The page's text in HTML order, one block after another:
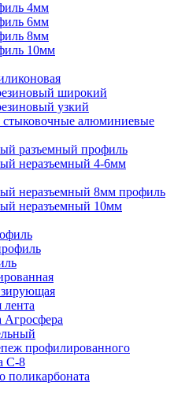
4мм
6мм
8мм
10мм
широкий
узкий
алюминиевые
разъемный профиль
неразъемный 4-6мм
неразъемный 8мм профиль
неразъемный 10мм
Агросфера
профилированного
С-8
поликарбоната